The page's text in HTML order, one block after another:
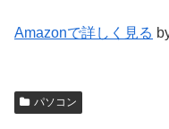
Amazonで詳しく見る
パソコン